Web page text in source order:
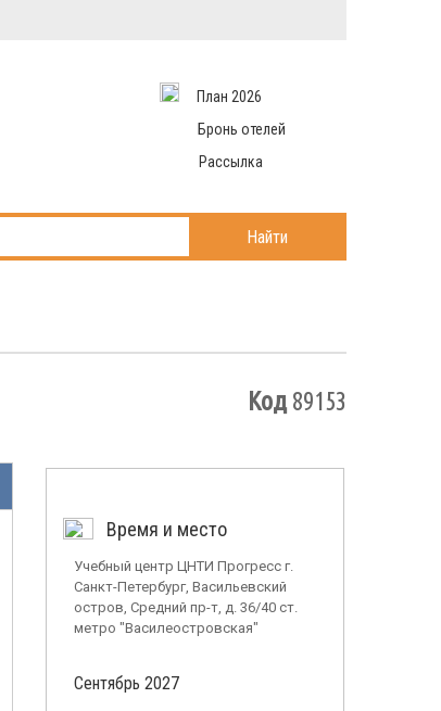
Запомнить меня
Войти в кабинет
План 2026
Бронь отелей
Рассылка
Найти
Код89153
Время и место
Учебный центр ЦНТИ Прогресс г.
Санкт-Петербург, Васильевский
остров, Средний пр-т, д. 36/40 ст.
метро "Василеостровская"
Сентябрь 2027